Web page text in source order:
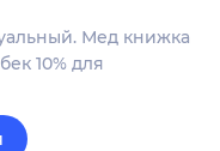
Мед книжка
10% для